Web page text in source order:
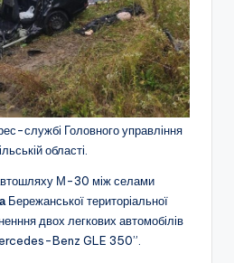
службі Головного управління
області.
М-30 між селами
Бережанської територіальної
двох легкових автомобілів
Benz GLE 350”.